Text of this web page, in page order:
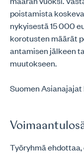
poistamista
nykyisestä 15 000
korotusten määrät
antamisen jälkeen
muutokseen.
Suomen
Työryhmä